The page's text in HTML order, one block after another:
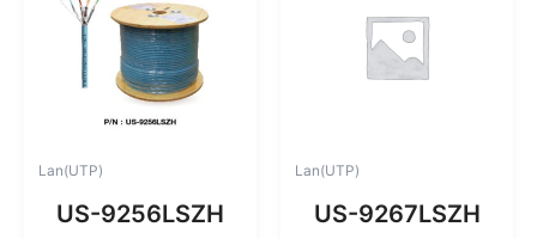
Lan(UTP)
US-9256LSZH
Lan(UTP)
US-9267LSZH